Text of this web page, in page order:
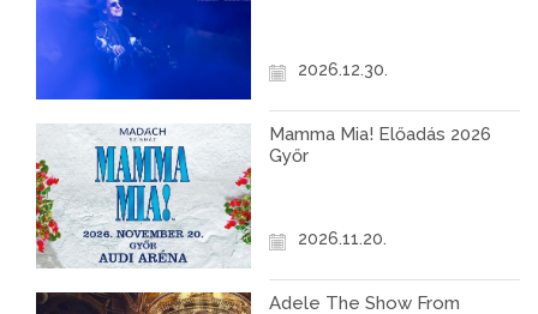
2026.12.30.
Mamma Mia! Előadás 2026
Győr
2026.11.20.
Adele The Show From